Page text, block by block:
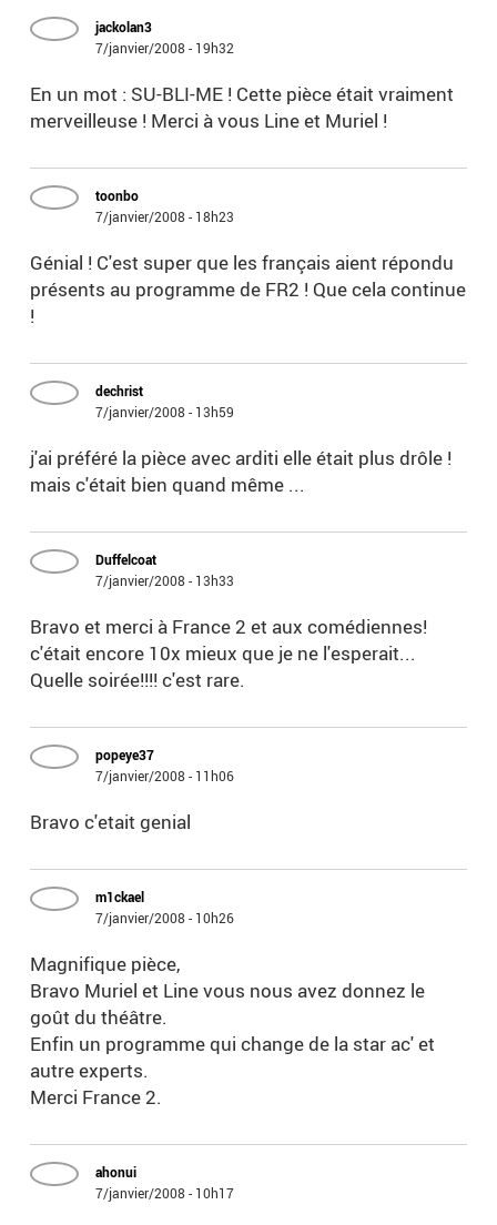
jackolan3
7/janvier/2008 - 19h32
En un mot : SU-BLI-ME ! Cette pièce était vraiment
merveilleuse ! Merci à vous Line et Muriel !
toonbo
7/janvier/2008 - 18h23
Génial ! C'est super que les français aient répondu
présents au programme de FR2 ! Que cela continue
!
dechrist
7/janvier/2008 - 13h59
j'ai préféré la pièce avec arditi elle était plus drôle !
mais c'était bien quand même ...
Duffelcoat
7/janvier/2008 - 13h33
Bravo et merci à France 2 et aux comédiennes!
c'était encore 10x mieux que je ne l'esperait...
Quelle soirée!!!! c'est rare.
popeye37
7/janvier/2008 - 11h06
Bravo c'etait genial
m1ckael
7/janvier/2008 - 10h26
Magnifique pièce,
Bravo Muriel et Line vous nous avez donnez le
goût du théâtre.
Enfin un programme qui change de la star ac' et
autre experts.
Merci France 2.
ahonui
7/janvier/2008 - 10h17